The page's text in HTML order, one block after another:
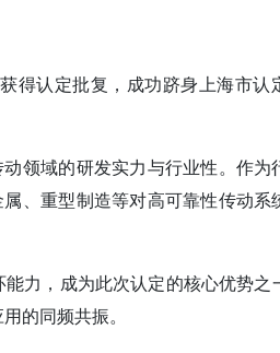
得认定批复，成功跻身上海市认
领域的研发实力与行业性。作为
、重型制造等对高可靠性传动系
力，成为此次认定的核心优势之
的同频共振。